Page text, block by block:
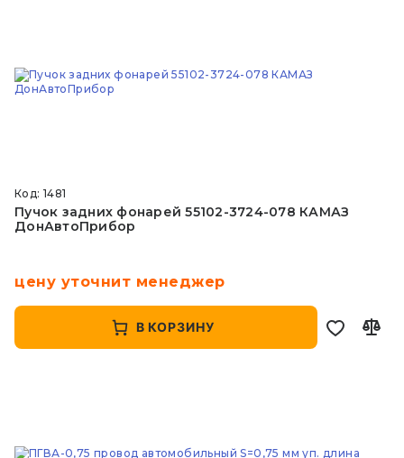
Код: 1481
Пучок задних фонарей 55102-3724-078 КАМАЗ
ДонАвтоПрибор
цену уточнит менеджер
В КОРЗИНУ